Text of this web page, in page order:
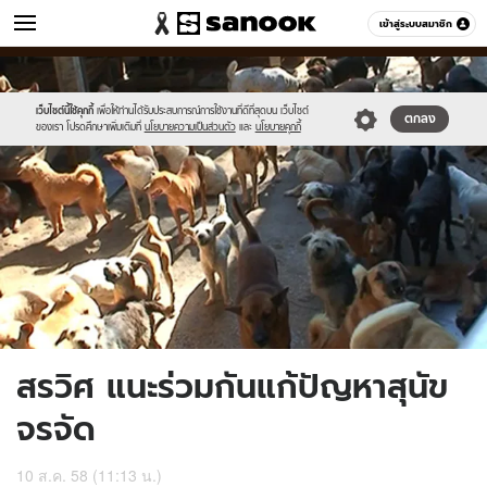
เข้าสู่ระบบสมาชิก
ข่าว หมวดอื่นๆ
เว็บไซต์นี้ใช้คุกกี้ เพื่อให้ท่านได้รับประสบการณ์การใช้งานที่ดีที่สุดบน เว็บไซต์
ของเรา โปรดศึกษาเพิ่มเติมที่ นโยบายความเป็นส่วนตัว และ นโยบายคุกกี้
ตกลง
Sanook
//s.isanook.com/sr/0/images/logo-
new-
sanook.png
//s.isanook.com/ns/0/ud/368/1844938/637944-
01.jpg
สรวิศ แนะร่วมกันแก้ปัญหาสุนัข
จรจัด
10 ส.ค. 58 (11:13 น.)